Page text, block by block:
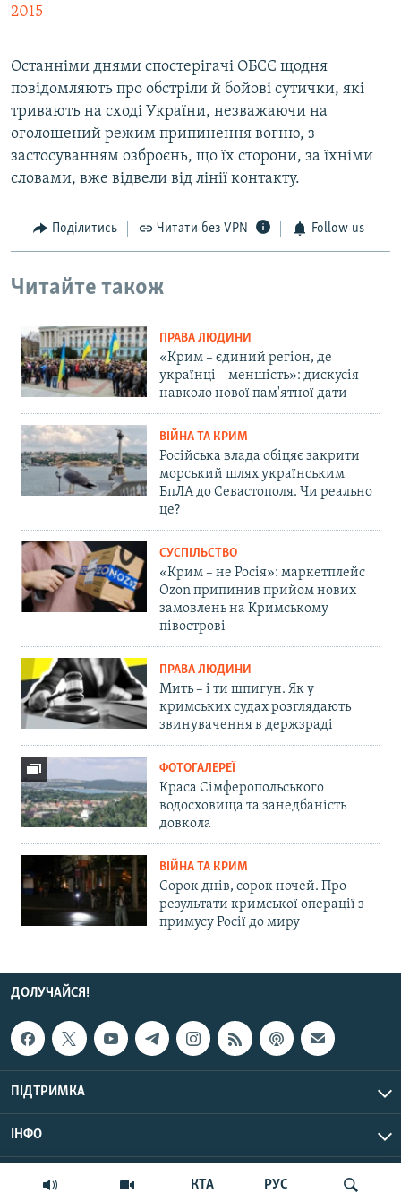
КТА РУС
2015
Останніми днями спостерігачі ОБСЄ щодня
повідомляють про обстріли й бойові сутички, які
тривають на сході України, незважаючи на
оголошений режим припинення вогню, з
застосуванням озброєнь, що їх сторони, за їхніми
словами, вже відвели від лінії контакту.
Поділитись Читати без VPN Follow us
Читайте також
ПРАВА ЛЮДИНИ
«Крим – єдиний регіон, де
українці – меншість»: дискусія
навколо нової пам'ятної дати
ВІЙНА ТА КРИМ
Російська влада обіцяє закрити
морський шлях українським
БпЛА до Севастополя. Чи реально
це?
СУСПІЛЬСТВО
«Крим – не Росія»: маркетплейс
Ozon припинив прийом нових
замовлень на Кримському
півострові
ПРАВА ЛЮДИНИ
Мить – і ти шпигун. Як у
кримських судах розглядають
звинувачення в держзраді
ФОТОГАЛЕРЕЇ
Краса Сімферопольського
водосховища та занедбаність
довкола
ВІЙНА ТА КРИМ
Сорок днів, сорок ночей. Про
результати кримської операції з
примусу Росії до миру
ДОЛУЧАЙСЯ!
ПІДТРИМКА
ІНФО
© Крим.Реалії, 2026 | Усі права застережено.